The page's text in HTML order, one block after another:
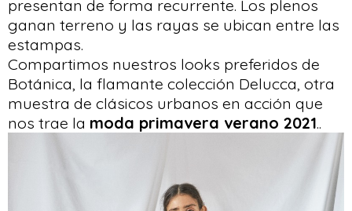
presentan de forma recurrente. Los plenos
ganan terreno y las rayas se ubican entre las
estampas.
Compartimos nuestros looks preferidos de
Botánica, la flamante colección Delucca, otra
muestra de clásicos urbanos en acción que
nos trae la moda primavera verano 2021..